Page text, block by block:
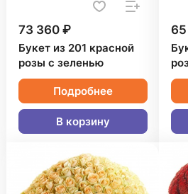
73 360 ₽
Букет из 201 красной
розы с зеленью
Подробнее
В корзину